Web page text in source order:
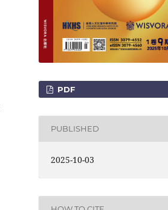
PDF
PUBLISHED
2025-10-03